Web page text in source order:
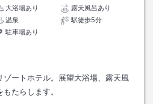
大浴場あり
露天風呂あり
温泉
駅徒歩5分
駐車場あり
ゾートホテル。展望大浴場、露天風
たらします。